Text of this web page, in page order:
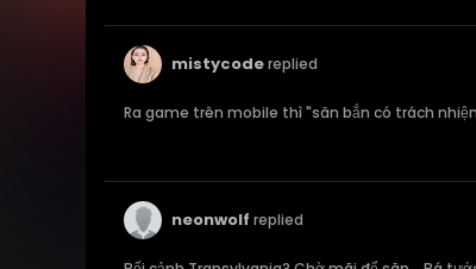
mistycodereplied
Ra game trên mobile thì "săn bắn có trách
neonwolf replied